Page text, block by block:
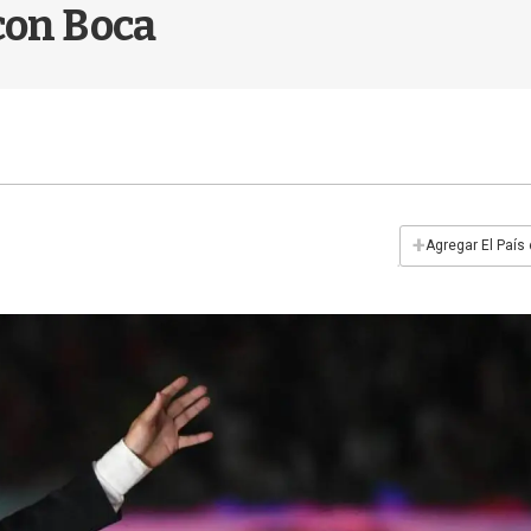
Boca
+Agregar El País